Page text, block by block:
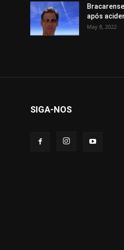
após
May 8, 2022
SIGA-NOS